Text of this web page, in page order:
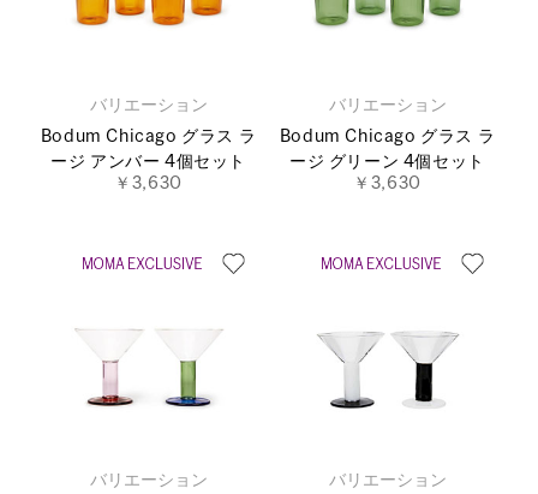
バリエーション
Bodum Chicago グラス ラ
ージ アンバー 4個セット
￥3,630
バリエーション
Bodum Chicago グラス ラ
ージ グリーン 4個セット
￥3,630
バリエーション バリエーション